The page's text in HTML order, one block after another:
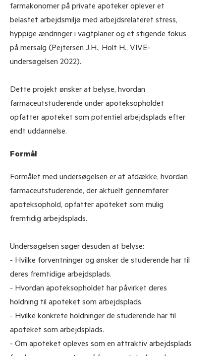
farmakonomer på private apoteker oplever et
belastet arbejdsmiljø med arbejdsrelateret stress,
hyppige ændringer i vagtplaner og et stigende fokus
på mersalg (Pejtersen J.H., Holt H., VIVE-
undersøgelsen 2022).
Dette projekt ønsker at belyse, hvordan
farmaceutstuderende under apoteksopholdet
opfatter apoteket som potentiel arbejdsplads efter
endt uddannelse.
Formål
Formålet med undersøgelsen er at afdække, hvordan
farmaceutstuderende, der aktuelt gennemfører
apoteksophold, opfatter apoteket som mulig
fremtidig arbejdsplads.
Undersøgelsen søger desuden at belyse:
- Hvilke forventninger og ønsker de studerende har til
deres fremtidige arbejdsplads.
- Hvordan apoteksopholdet har påvirket deres
holdning til apoteket som arbejdsplads.
- Hvilke konkrete holdninger de studerende har til
apoteket som arbejdsplads.
- Om apoteket opleves som en attraktiv arbejdsplads